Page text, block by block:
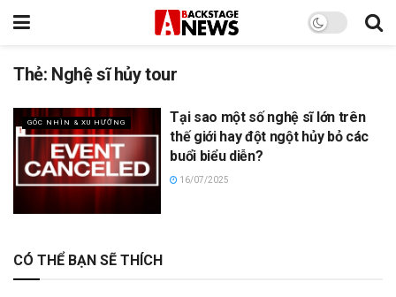
Thẻ: Nghệ sĩ hủy tour
GÓC NHÌN & XU HƯỚNG
Tại sao một số nghệ sĩ lớn trên
thế giới hay đột ngột hủy bỏ các
buổi biểu diễn?
16/07/2025
CÓ THỂ BẠN SẼ THÍCH